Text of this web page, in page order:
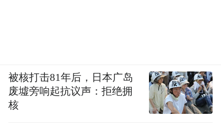
被核打击81年后，日本广岛
废墟旁响起抗议声：拒绝拥
核